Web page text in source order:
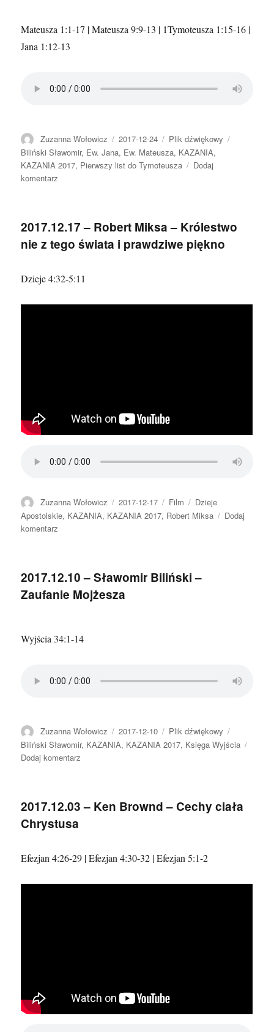
narodziny
Mateusza 1:1-17 | Mateusza 9:9-13 | 1Tymoteusza 1:15-16 |
Jana 1:12-13
Autor
Zuzanna Wołowicz
Data
publikacji
2017-12-24 Format
Plik dźwiękowy
Biliński Sławomir, Ew. Jana, Ew. Mateusza, KAZANIA,
KAZANIA 2017, Pierwszy list do Tymoteusza
Dodaj
komentarz
Biliński
–
Jezus
żeby
grzeszników
2017.12.17 – Robert Miksa – Królestwo
nie z tego świata i prawdziwe piękno
Dzieje 4:32-5:11
Autor
Zuzanna Wołowicz
Data
publikacji
2017-12-17 Format
Film Kategorie
Dzieje
Apostolskie, KAZANIA, KAZANIA 2017, Robert Miksa
Dodaj
komentarz
Miksa
–
Królestwo
tego
prawdziwe
2017.12.10 – Sławomir Biliński –
Zaufanie Mojżesza
Wyjścia 34:1-14
Autor
Zuzanna Wołowicz
Data
publikacji
2017-12-10 Format
Plik dźwiękowy
Biliński Sławomir, KAZANIA, KAZANIA 2017, Księga Wyjścia
Dodaj komentarz
Biliński
2017.12.03 – Ken Brownd – Cechy ciała
Chrystusa
Efezjan 4:26-29 | Efezjan 4:30-32 | Efezjan 5:1-2